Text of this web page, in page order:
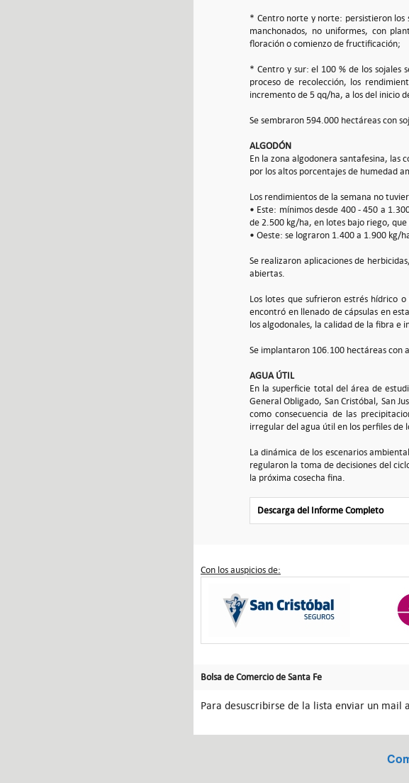
* Centro norte y norte: persistieron los
manchonados, no uniformes, con
floración o comienzo de fructificación;
* Centro y sur: el 100 % de los sojales
proceso de recolección, los
incremento de 5 qq/ha, a los del inicio
Se sembraron 594.000 hectáreas con
ALGODÓN
En la zona algodonera santafesina, las
por los altos porcentajes de humedad
Los rendimientos de la semana no
• Este: mínimos desde 400 - 450 a
de 2.500 kg/ha, en lotes bajo riego,
• Oeste: se lograron 1.400 a 1.900 kg/
Se realizaron aplicaciones de
abiertas.
Los lotes que sufrieron estrés hídrico
encontró en llenado de cápsulas en
los algodonales, la calidad de la fibra e
Se implantaron 106.100 hectáreas con
AGUA ÚTIL
En la superficie total del área de
General Obligado, San Cristóbal, San
como consecuencia de las
irregular del agua útil en los perfiles de
La dinámica de los escenarios
regularon la toma de decisiones del
la próxima cosecha fina.
Descarga del Informe Completo
Con los auspicios de:
Bolsa de Comercio de Santa Fe
Para desuscribirse de la lista enviar un mail